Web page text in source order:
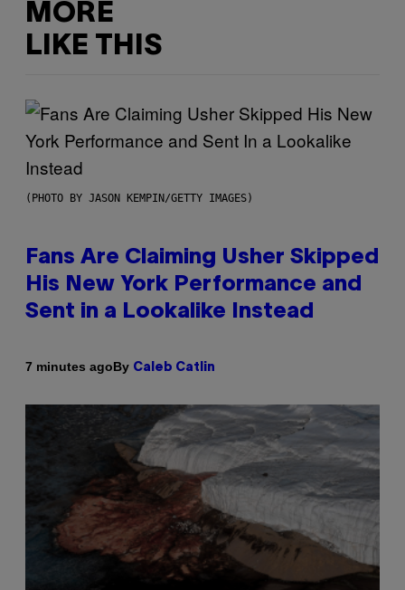
MORE
LIKE THIS
(PHOTO BY JASON KEMPIN/GETTY IMAGES)
Fans Are Claiming Usher Skipped
His New York Performance and
Sent in a Lookalike Instead
7 minutes agoBy Caleb Catlin